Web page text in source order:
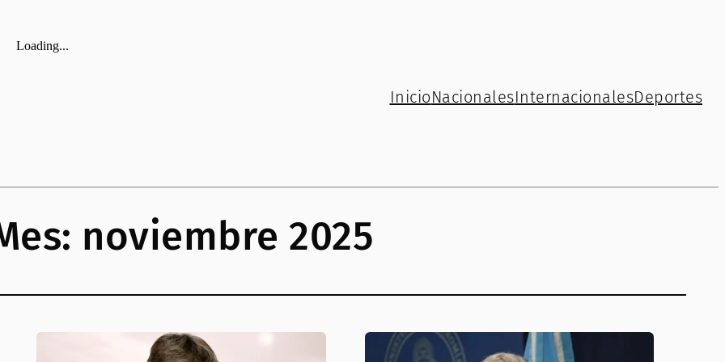
InicioNacionalesInternacionalesDeportes
noviembre 2025